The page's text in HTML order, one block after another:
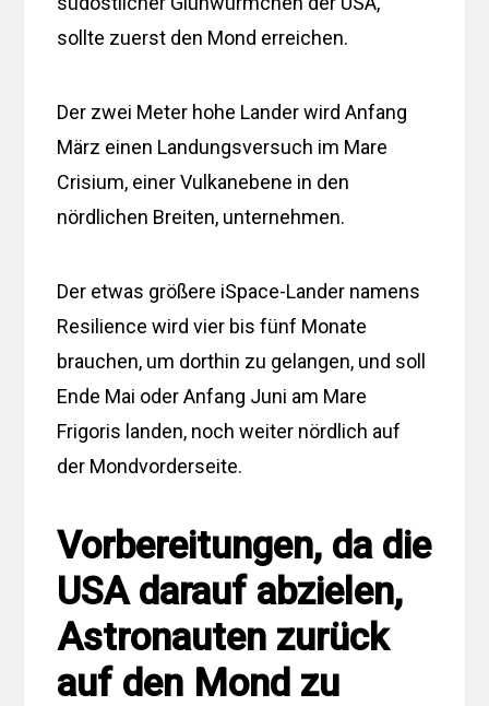
sollte zuerst den Mond erreichen.
Der zwei Meter hohe Lander wird Anfang
März einen Landungsversuch im Mare
Crisium, einer Vulkanebene in den
nördlichen Breiten, unternehmen.
Der etwas größere iSpace-Lander namens
Resilience wird vier bis fünf Monate
brauchen, um dorthin zu gelangen, und soll
Ende Mai oder Anfang Juni am Mare
Frigoris landen, noch weiter nördlich auf
der Mondvorderseite.
Vorbereitungen, da die
USA darauf abzielen,
Astronauten zurück
auf den Mond zu